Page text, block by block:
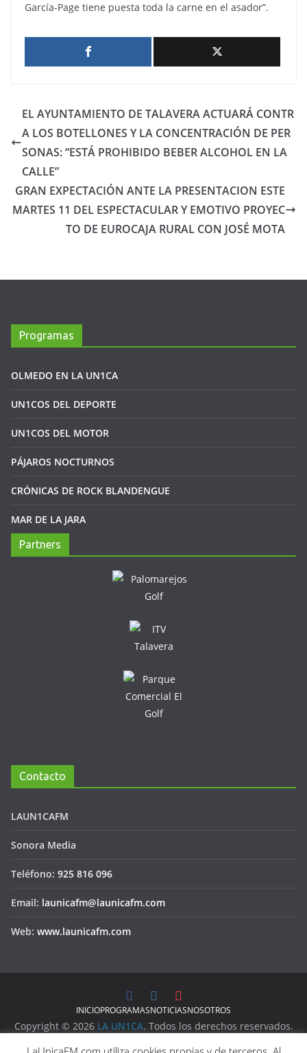
García-Page tiene puesta toda la carne en el asador”.
EL AYUNTAMIENTO DE TALAVERA ACTUARÁ CONTR
A LOS BOTELLONES Y LA CONCENTRACIÓN DE PER
SONAS: “ESTÁ PROHIBIDO BEBER ALCOHOL EN LA
CALLE”
GRAN EXPECTACIÓN ANTE LA PRESENTACION ESTE
MARTES 11 DEL ESPECTACULAR Y EMOTIVO PROYEC
TO DE EUROCAJA RURAL CON JOSÉ MOTA
Programas
OLMEDO EN LA UN1CA
UN1COS DEL DEPORTE
UN1COS DEL MOTOR
PÁJAROS NOCTURNOS
CRÓNICAS DE ROCK BLANDENGUE
MAR DE LA JARA
Partners
Contacto
LAUN1CAFM
Sonora Media
Teléfono: 925 816 096
Email: launicafm@launicafm.com
Web: www.launicafm.com
INICIOPROGRAMASNOTICIASNOSOTROS
Copyright © 2026 LA UN1CA. Todos los derechos reservados.